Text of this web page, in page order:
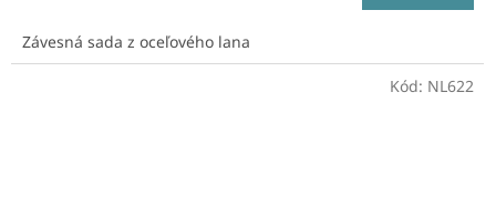
Závesná sada z oceľového lana
Kód: NL622